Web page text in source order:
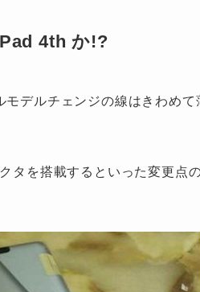
4th か!?
デルチェンジの線はきわめて
タを搭載するといった変更点